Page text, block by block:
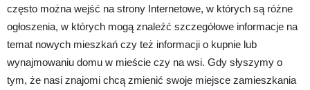
często można wejść na strony Internetowe, w których są różne
ogłoszenia, w których mogą znaleźć szczegółowe informacje na
temat nowych mieszkań czy też informacji o kupnie lub
wynajmowaniu domu w mieście czy na wsi. Gdy słyszymy o
tym, że nasi znajomi chcą zmienić swoje miejsce zamieszkania